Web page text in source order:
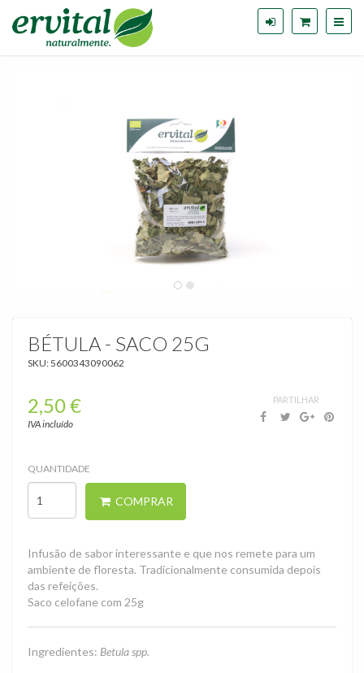
BÉTULA - SACO 25G
SKU:5600343090062
Infusões
2,50 €
IVA incluído
PARTILHAR
QUANTIDADE
COMPRAR
Infusão de sabor interessante e que nos remete para um
ambiente de floresta. Tradicionalmente consumida depois
das refeições.
Saco celofane com 25g
Ingredientes: Betula spp.